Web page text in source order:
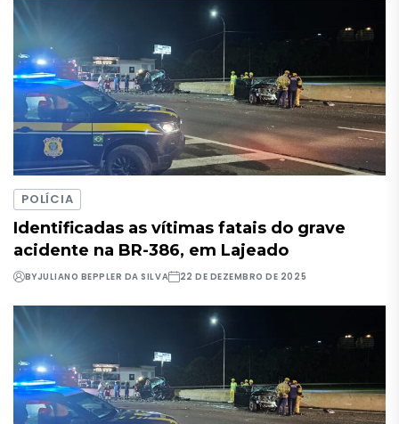
POLÍCIA
Identificadas as vítimas fatais do grave
acidente na BR-386, em Lajeado
BYJULIANO BEPPLER DA SILVA 22 DE DEZEMBRO DE 2025